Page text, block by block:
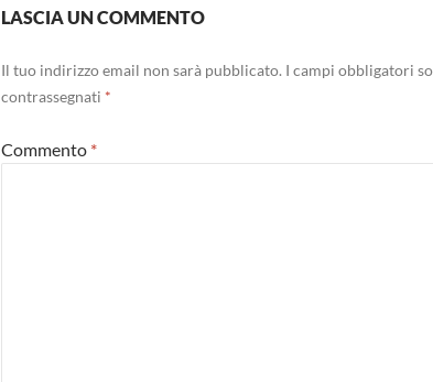
LASCIA UN COMMENTO
Il tuo indirizzo email non sarà pubblicato. I campi obbligatori
contrassegnati *
Commento *